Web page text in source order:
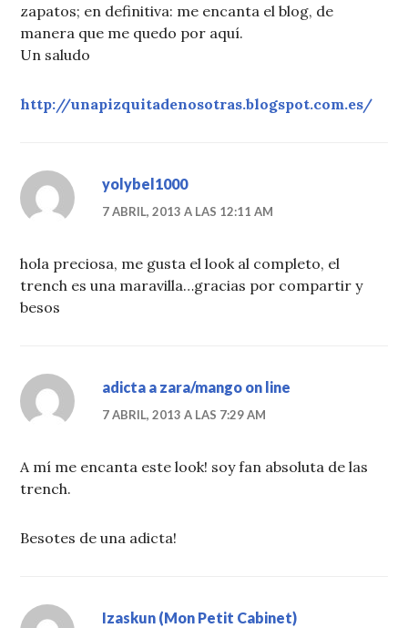
zapatos; en definitiva: me encanta el blog, de
manera que me quedo por aquí.
Un saludo
http://unapizquitadenosotras.blogspot.com.es/
yolybel1000
7 ABRIL, 2013 A LAS 12:11 AM
hola preciosa, me gusta el look al completo, el
trench es una maravilla…gracias por compartir y
besos
adicta a zara/mango on line
7 ABRIL, 2013 A LAS 7:29 AM
A mí me encanta este look! soy fan absoluta de las
trench.
Besotes de una adicta!
Izaskun (Mon Petit Cabinet)